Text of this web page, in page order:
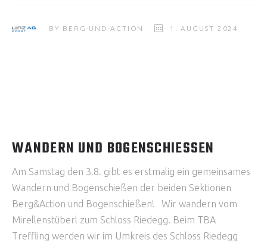
BY BERG-UND-ACTION 1. AUGUST 2024
WANDERN UND BOGENSCHIESSEN
Am Samstag den 3.8. gibt es erstmalig ein gemeinsames
Wandern und Bogenschießen der beiden Sektionen
Berg&Action und Bogenschießen! Wir wandern vom
Mirellenstüberl zum Schloss Riedegg. Beim TBA
Treffling werden wir im Umkreis des Schloss Riedegg